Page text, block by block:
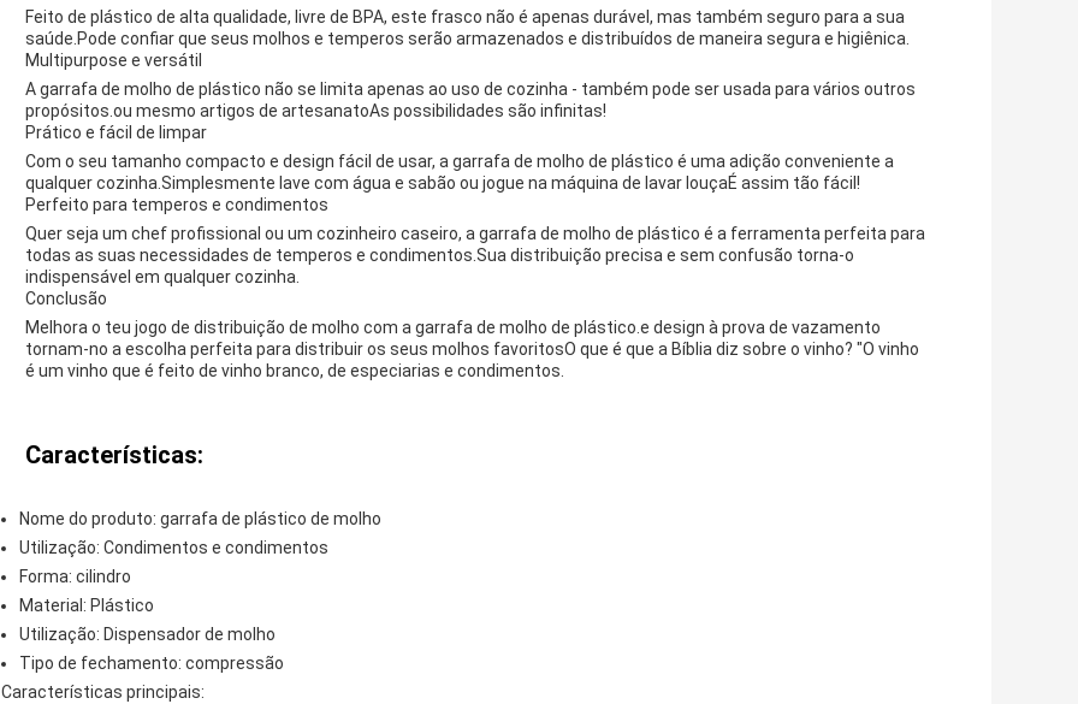
Feito de plástico de alta qualidade, livre de BPA, este frasco não é apenas durável, mas também seguro para a sua
saúde.Pode confiar que seus molhos e temperos serão armazenados e distribuídos de maneira segura e higiênica.
Multipurpose e versátil
A garrafa de molho de plástico não se limita apenas ao uso de cozinha - também pode ser usada para vários outros
propósitos.ou mesmo artigos de artesanatoAs possibilidades são infinitas!
Prático e fácil de limpar
Com o seu tamanho compacto e design fácil de usar, a garrafa de molho de plástico é uma adição conveniente a
qualquer cozinha.Simplesmente lave com água e sabão ou jogue na máquina de lavar louçaÉ assim tão fácil!
Perfeito para temperos e condimentos
Quer seja um chef profissional ou um cozinheiro caseiro, a garrafa de molho de plástico é a ferramenta perfeita para
todas as suas necessidades de temperos e condimentos.Sua distribuição precisa e sem confusão torna-o
indispensável em qualquer cozinha.
Conclusão
Melhora o teu jogo de distribuição de molho com a garrafa de molho de plástico.e design à prova de vazamento
tornam-no a escolha perfeita para distribuir os seus molhos favoritosO que é que a Bíblia diz sobre o vinho? "O vinho
é um vinho que é feito de vinho branco, de especiarias e condimentos.
Características:
Nome do produto: garrafa de plástico de molho
Utilização: Condimentos e condimentos
Forma: cilindro
Material: Plástico
Utilização: Dispensador de molho
Tipo de fechamento: compressão
Características principais: